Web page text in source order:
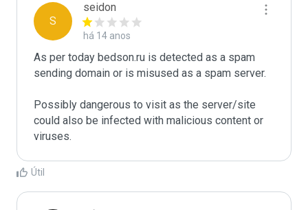
S
seidon
há 14 anos
As per today bedson.ru is detected as a spam
sending domain or is misused as a spam server.
Possibly dangerous to visit as the server/site
could also be infected with malicious content or
viruses.
Útil